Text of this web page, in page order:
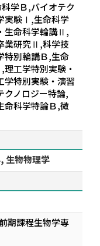
学Ｂ,バイオテク
実験Ⅰ,生命科学
生命科学輪講Ⅱ,
業研究Ⅱ,科学技
特別輪講Ｂ,生命
工学特別実験・
学特別実験・演習
クノロジー特論,
命科学特論Ｂ,微
生物物理学
期課程生物学専